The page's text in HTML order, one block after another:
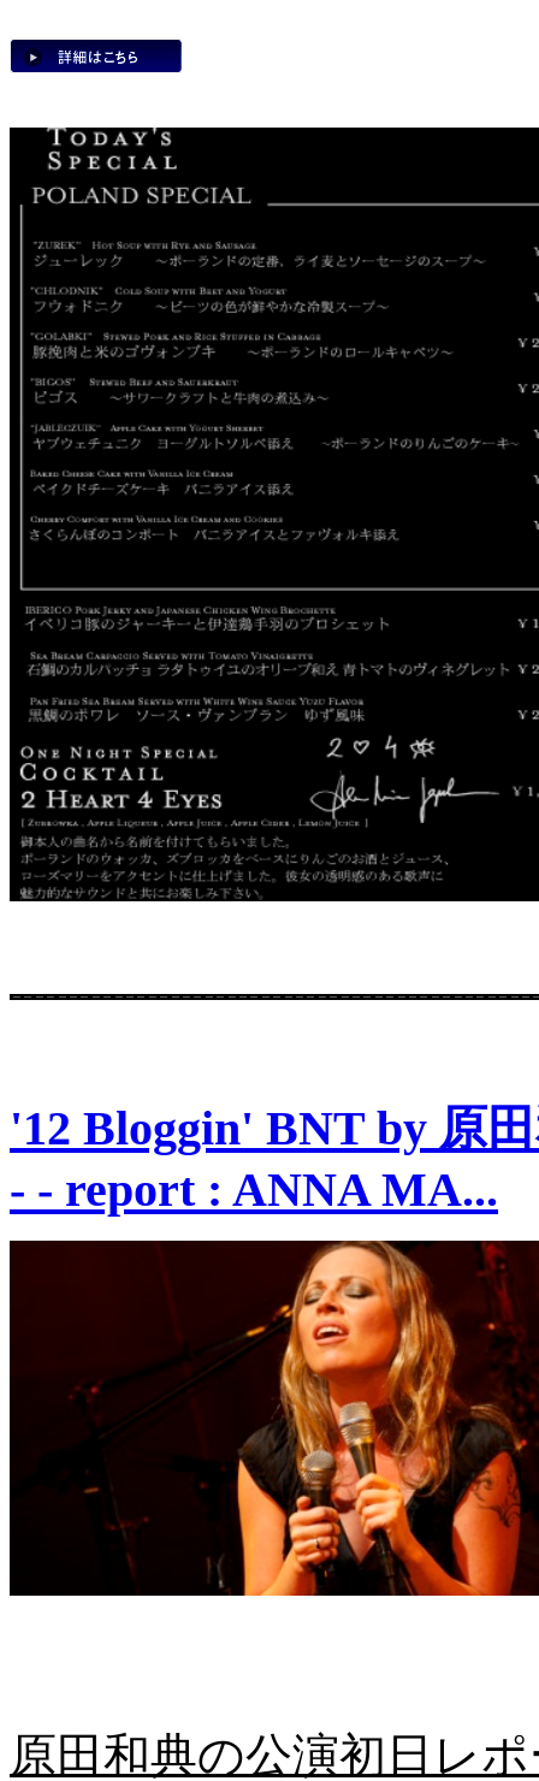
'12 Bloggin' BNT by 原
- - report : ANNA MA...
原田和典の公演初日レ